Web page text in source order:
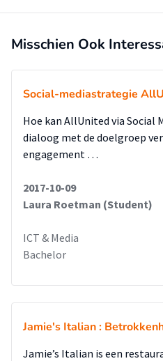
telefonisch. Wel is er behoefte
reageren.
- Maak een Facebookpagina aan
relevant zijn voor de doelgroep
- Plaats berichten rond 17.00
- Gebruik Facebook
vergroten
Misschien Ook
Social-mediastrategie
Hoe kan AllUnited via Social
dialoog met de doelgroep
engagement …
2017-10-09
Laura Roetman (Student)
ICT & Media
Bachelor
Jamie's Italian :
Jamie’s Italian is een